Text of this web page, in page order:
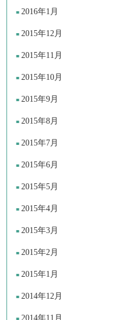
2016年1月
2015年12月
2015年11月
2015年10月
2015年9月
2015年8月
2015年7月
2015年6月
2015年5月
2015年4月
2015年3月
2015年2月
2015年1月
2014年12月
2014年11月